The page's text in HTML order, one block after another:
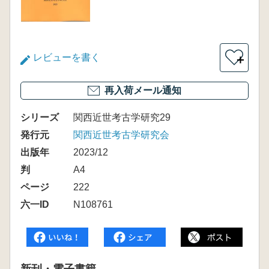
レビューを書く ＋
再入荷メール通知
シリーズ
関西近世考古学研究29
発行元
関西近世考古学研究会
出版年
2023/12
判
A4
ページ
222
六一ID
N108761